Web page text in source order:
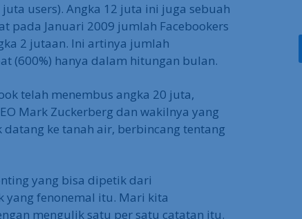
users). Angka 12 juta ini juga sebuah
pada Januari 2009 jumlah Facebookers
2 jutaan. Ini artinya jumlah
(600%) hanya dalam hitungan bulan.
telah menembus angka 20 juta,
Mark Zuckerberg dan wakilnya yang
ke tanah air, berbincang tentang
yang bisa dipetik dari
yang fenonemal itu. Mari kita
mengulik satu per satu catatan itu.